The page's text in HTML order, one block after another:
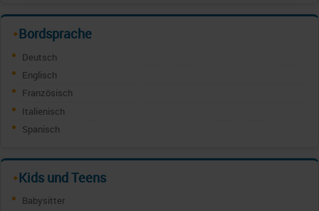
✦Bordsprache
Deutsch
Englisch
Französisch
Italienisch
Spanisch
✦Kids und Teens
Babysitter